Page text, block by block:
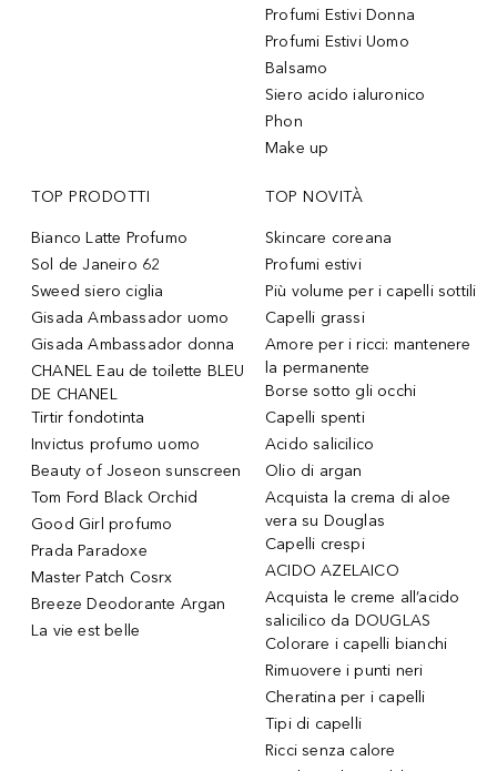
Profumi Estivi Donna
Profumi Estivi Uomo
Balsamo
Siero acido ialuronico
Phon
Make up
TOP PRODOTTI
Bianco Latte Profumo
Sol de Janeiro 62
Sweed siero ciglia
Gisada Ambassador uomo
Gisada Ambassador donna
CHANEL Eau de toilette BLEU
DE CHANEL
Tirtir fondotinta
Invictus profumo uomo
Beauty of Joseon sunscreen
Tom Ford Black Orchid
Good Girl profumo
Prada Paradoxe
Master Patch Cosrx
Breeze Deodorante Argan
La vie est belle
TOP NOVITÀ
Skincare coreana
Profumi estivi
Più volume per i capelli sottili
Capelli grassi
Amore per i ricci: mantenere
la permanente
Borse sotto gli occhi
Capelli spenti
Acido salicilico
Olio di argan
Acquista la crema di aloe
vera su Douglas
Capelli crespi
ACIDO AZELAICO
Acquista le creme all’acido
salicilico da DOUGLAS
Colorare i capelli bianchi
Rimuovere i punti neri
Cheratina per i capelli
Tipi di capelli
Ricci senza calore